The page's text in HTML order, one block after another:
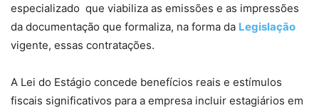
especializado que viabiliza as emissões e as impressões
da documentação que formaliza, na forma da Legislação
vigente, essas contratações.
A Lei do Estágio concede benefícios reais e estímulos
fiscais significativos para a empresa incluir estagiários em